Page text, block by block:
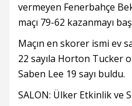
vermeyen Fenerbahçe
maçı 79-62 kazanmayı
Maçın en skorer ismi ev
22 sayıla Horton Tucker
Saben Lee 19 sayı buldu.
SALON: Ülker Etkinlik ve